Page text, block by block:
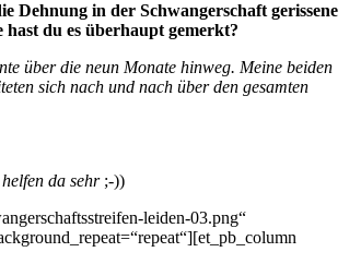
Dehnung in der Schwangerschaft gerissene
du es überhaupt gemerkt?
über die neun Monate hinweg. Meine beiden
sich nach und nach über den gesamten
da sehr ;-))
leiden-03.png“